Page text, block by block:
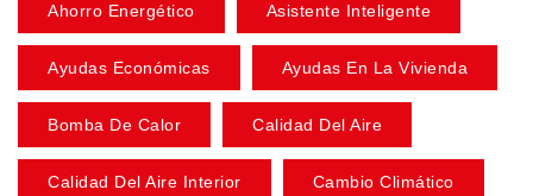
Ahorro Energético Asistente Inteligente
Ayudas Económicas Ayudas En La Vivienda
Bomba De Calor Calidad Del Aire
Calidad Del Aire Interior Cambio Climático